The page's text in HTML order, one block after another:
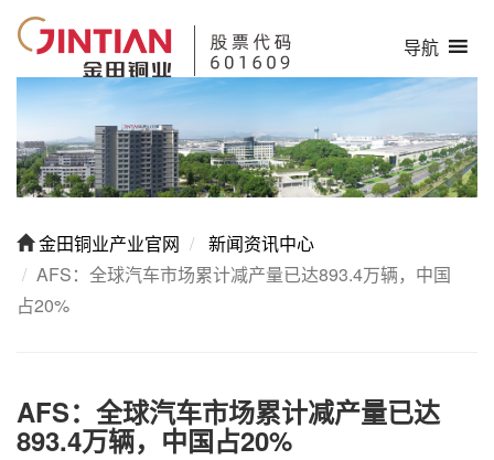
导航
金田铜业产业官网
新闻资讯中心
AFS：全球汽车市场累计减产量已达893.4万辆，中国
占20%
AFS：全球汽车市场累计减产量已达
893.4万辆，中国占20%